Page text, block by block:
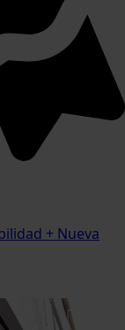
+ Nueva